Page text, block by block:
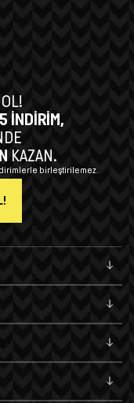
İNDİRİM,
KAZAN.
birleştirilemez.